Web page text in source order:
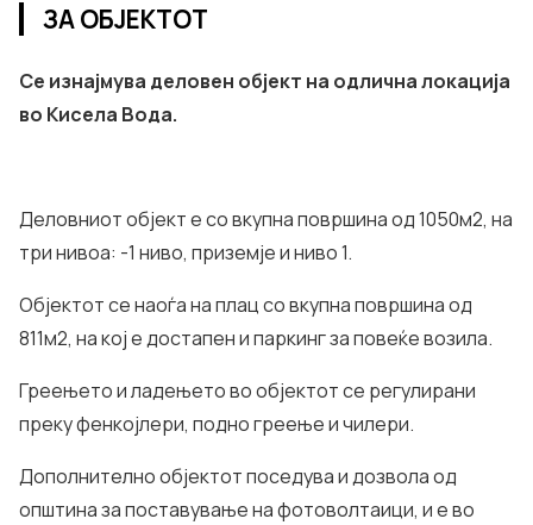
ЗА ОБЈЕКТОТ
Се изнајмува деловен објект на одлична локација
во Кисела Вода.
Деловниот објект е со вкупна површина од 1050м2, на
три нивоа: -1 ниво, приземје и ниво 1.
Објектот се наоѓа на плац со вкупна површина од
811м2, на кој е достапен и паркинг за повеќе возила.
Греењето и ладењето во објектот се регулирани
преку фенкојлери, подно греење и чилери.
Дополнително објектот поседува и дозвола од
општина за поставување на фотоволтаици, и е во